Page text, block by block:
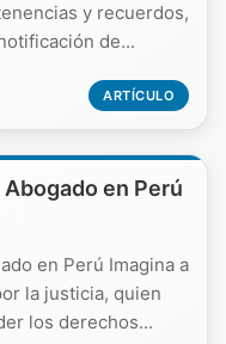
y recuerdos,
de...
ARTÍCULO
en Perú
en Perú Imagina a
la justicia, quien
los derechos...